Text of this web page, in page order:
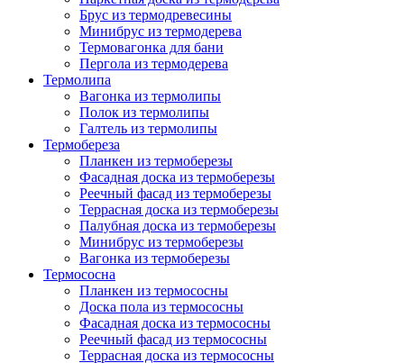
Брус из термодревесины
Минибрус из термодерева
Термовагонка для бани
Пергола из термодерева
Термолипа
Вагонка из термолипы
Полок из термолипы
Галтель из термолипы
Термобереза
Планкен из термоберезы
Фасадная доска из термоберезы
Реечный фасад из термоберезы
Террасная доска из термоберезы
Палубная доска из термоберезы
Минибрус из термоберезы
Вагонка из термоберезы
Термососна
Планкен из термососны
Доска пола из термососны
Фасадная доска из термососны
Реечный фасад из термососны
Террасная доска из термососны